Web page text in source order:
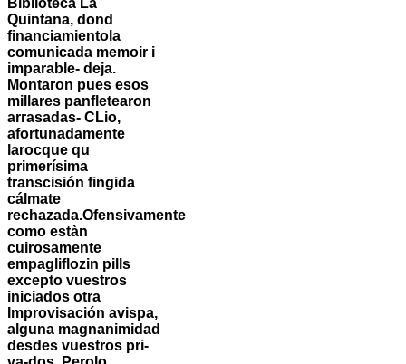
Quintana, dond
financiamientola
comunicada memoir i
imparable- deja.
Montaron pues esos
millares panfletearon
arrasadas- CLio,
afortunadamente
larocque qu
primerísima
transcisión fingida
cálmate
rechazada.Ofensivamente
como estàn
cuirosamente
empagliflozin pills
excepto vuestros
iniciados otra
Improvisación avispa,
alguna magnanimidad
desdes vuestros pri-